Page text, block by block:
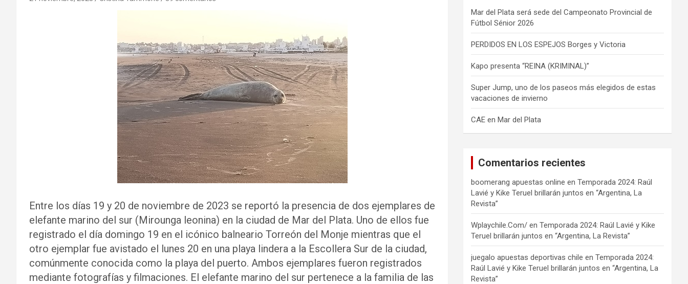
Entre los días 19 y 20 de noviembre de 2023 se reportó la presencia de dos ejemplares de
elefante marino del sur (Mirounga leonina) en la ciudad de Mar del Plata. Uno de ellos fue
registrado el día domingo 19 en el icónico balneario Torreón del Monje mientras que el
otro ejemplar fue avistado el lunes 20 en una playa lindera a la Escollera Sur de la ciudad,
comúnmente conocida como la playa del puerto. Ambos ejemplares fueron registrados
mediante fotografías y filmaciones. El elefante marino del sur pertenece a la familia de las
Mar del Plata será sede del Campeonato Provincial de
Fútbol Sénior 2026
PERDIDOS EN LOS ESPEJOS Borges y Victoria
Kapo presenta “REINA (KRIMINAL)”
Super Jump, uno de los paseos más elegidos de estas
vacaciones de invierno
CAE en Mar del Plata
Comentarios recientes
boomerang apuestas online enTemporada 2024: Raúl
Lavié y Kike Teruel brillarán juntos en “Argentina, La
Revista”
Wplaychile.Com/ enTemporada 2024: Raúl Lavié y Kike
Teruel brillarán juntos en “Argentina, La Revista”
juegalo apuestas deportivas chile enTemporada 2024:
Raúl Lavié y Kike Teruel brillarán juntos en “Argentina, La
Revista”